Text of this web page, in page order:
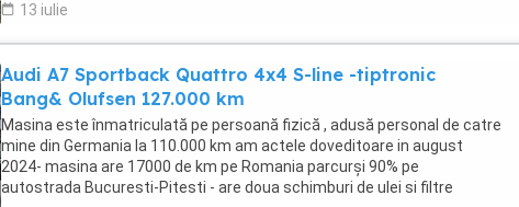
13 iulie
Audi A7 Sportback Quattro 4x4 S-line -tiptronic
Bang& Olufsen 127.000 km
Masina este înmatriculată pe persoană fizică , adusă personal de catre
mine din Germania la 110.000 km am actele doveditoare in august
2024- masina are 17000 de km pe Romania parcurși 90% pe
autostrada Bucuresti-Pitesti - are doua schimburi de ulei si filtre